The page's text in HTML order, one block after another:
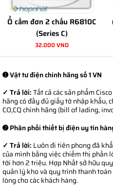
Đặc trưng của Ổ cắm điện
Nhu cầu và mục đich sử dụng khau
chủng loại là điều dễ nhận thấy ở
Ổ cắm điệnđược thiết kế linh
dụng.
Kết nối, truyền dẫn điện từ nguồn
hiệu quả đem lại sự an toàn cho
Lắp đặt Ổ cắm điện Roman ở
Roman giá rẻđược lắp đặt sử
nhau đảm bảo nguồn điện cung
thẩm mỹ cao. Một số vị trí lắp đặt
được dùng nhiều như:
Ổ cắm đơn 2 chấu R6810C
(Series C)
32.000 VND
➊ Vật tư điện chính hãng số 1 VN
✓ Trả lời:Tất cả các sản phẩm
hãng có đầy đủ giấy tờ nhập khẩu,
CO,CQ chính hãng (bill of lading,
➋ Phân phối thiết bị điện uy tín
✓ Trả lời: Luôn đi tiên phong đã
của mình bằng việc chiếm thị phần
tới hơn 2 triệu. Hợp Nhất sở hữu
quản lý kho và quy trình thanh
lòng cho các khách hàng.